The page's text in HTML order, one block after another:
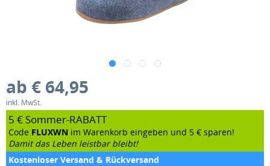
ab € 64,95
inkl. MwSt.
5 € Sommer-RABATT
Code FLUXWN im Warenkorb eingeben und 5 € sparen!
Damit das Leben leistbar bleibt!
Kostenloser Versand & Rückversand